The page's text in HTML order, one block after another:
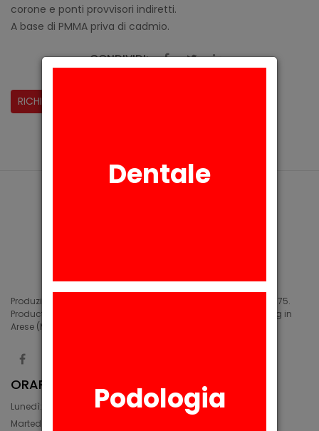
corone e ponti provvisori indiretti.
A base di PMMA priva di cadmio.
CONDIVIDI:
RICHIESTA INFORMAZIONI
Produzione di siliconi medicali e industriali in Arese (MI) dal 1975.
Production of medical and industrial silicones. Manufacturing in
Arese (MI) since 1975.
ORARIO
Lunedì: 08:30 - 12:30, 14:00 - 17:45
Martedì: 08:30 - 12:30, 14:00 - 17:00
Dentale
Podologia